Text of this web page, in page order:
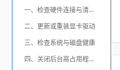
一、检查硬件连接与清理灰尘
二、更新或重装显卡驱动
三、检查系统与磁盘健康
四、关闭后台高占用程序并优化系统